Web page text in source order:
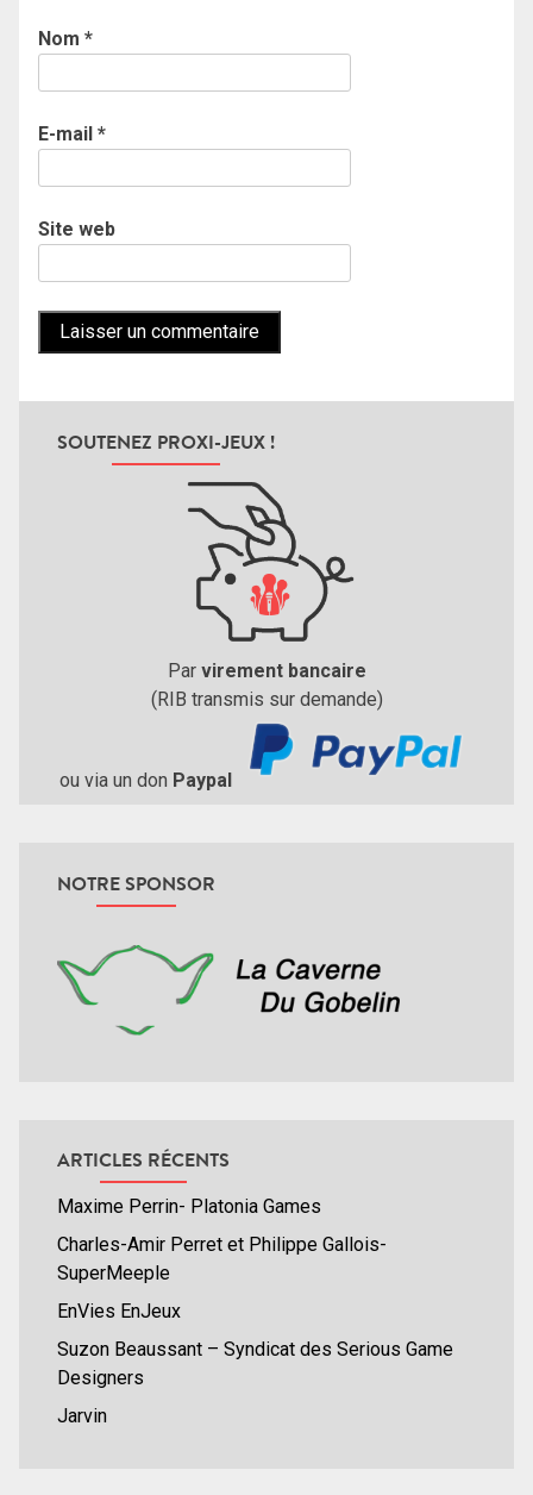
Nom *
E-mail *
Site web
SOUTENEZ PROXI-JEUX !
Par virement bancaire
(RIB transmis sur demande)
ou via un don Paypal
NOTRE SPONSOR
ARTICLES RÉCENTS
Maxime Perrin- Platonia Games
Charles-Amir Perret et Philippe Gallois-
SuperMeeple
EnVies EnJeux
Suzon Beaussant – Syndicat des Serious Game
Designers
Jarvin